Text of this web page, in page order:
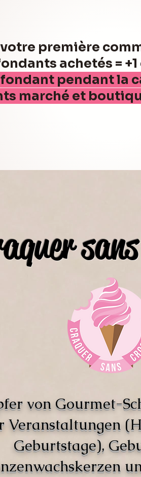
première
achetés =
pendant la
marché et
von Gourmet-
Veranstaltungen
Geburtstage),